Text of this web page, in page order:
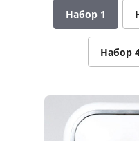
Услуги и сервис
Набор 1
Набор